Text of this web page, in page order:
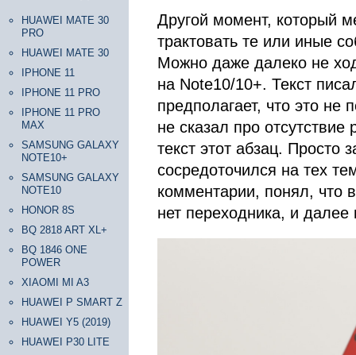
HUAWEI MATE 30
PRO
HUAWEI MATE 30
IPHONE 11
IPHONE 11 PRO
IPHONE 11 PRO
MAX
SAMSUNG GALAXY
NOTE10+
SAMSUNG GALAXY
NOTE10
HONOR 8S
BQ 2818 ART XL+
BQ 1846 ONE
POWER
XIAOMI MI A3
HUAWEI P SMART Z
HUAWEI Y5 (2019)
HUAWEI P30 LITE
Другой момент, который
трактовать те или иные
Можно даже далеко не
на Note10/10+. Текст
предполагает, что это
не сказал про
текст этот абзац. Просто
сосредоточился на тех
комментарии, понял, что
нет переходника, и далее